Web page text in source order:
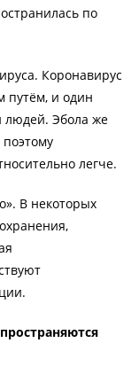
по
Коронавирус
путём, и один
людей. Эбола же
поэтому
легче.
В некоторых